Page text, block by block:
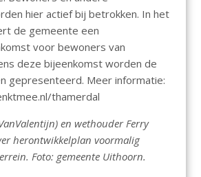
hier actief bij betrokken. In het
de gemeente een
voor bewoners van
deze bijeenkomst worden de
gepresenteerd. Meer informatie:
thamerdal
en wethouder Ferry
herontwikkelplan voormalig
Foto: gemeente Uithoorn.